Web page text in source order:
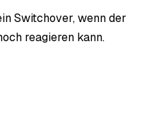
Switchover, wenn der
reagieren kann.